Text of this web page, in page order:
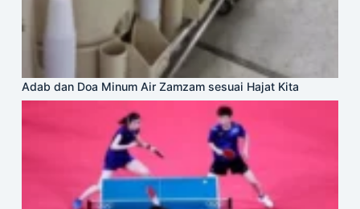
Adab dan Doa Minum Air Zamzam sesuai Hajat Kita